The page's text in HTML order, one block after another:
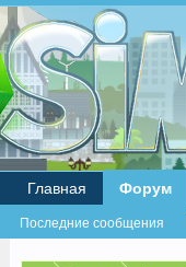
Главная Форум
Последние сообщения